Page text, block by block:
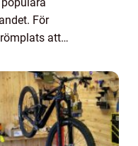
För
att
på plats. ...